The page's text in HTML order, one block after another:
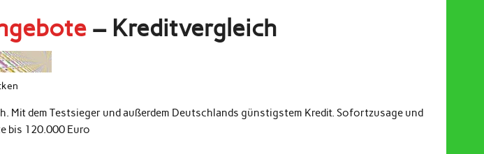
– Kreditvergleich
Mit dem Testsieger und außerdem Deutschlands günstigstem Kredit. Sofortzusage und
bis 120.000 Euro